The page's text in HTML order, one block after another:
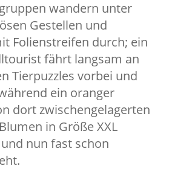
wandern unter
Gestellen und
Folienstreifen durch; ein
fährt langsam an
Tierpuzzles vorbei und
ein oranger
dort zwischengelagerten
in Größe XXL
nun fast schon